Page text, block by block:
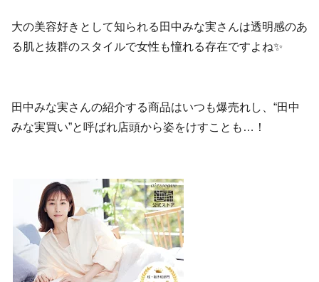
大の美容好きとして知られる田中みな実さんは透明感のあ
る肌と抜群のスタイルで女性も憧れる存在ですよね✨
田中みな実さんの紹介する商品はいつも爆売れし、“田中
みな実買い”と呼ばれ店頭から姿をけすことも…！